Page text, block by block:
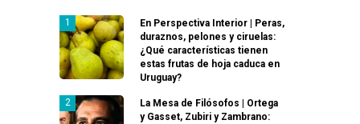
En Perspectiva Interior | Peras,
duraznos, pelones y ciruelas:
¿Qué características tienen
estas frutas de hoja caduca en
Uruguay?
La Mesa de Filósofos | Ortega
y Gasset, Zubiri y Zambrano: